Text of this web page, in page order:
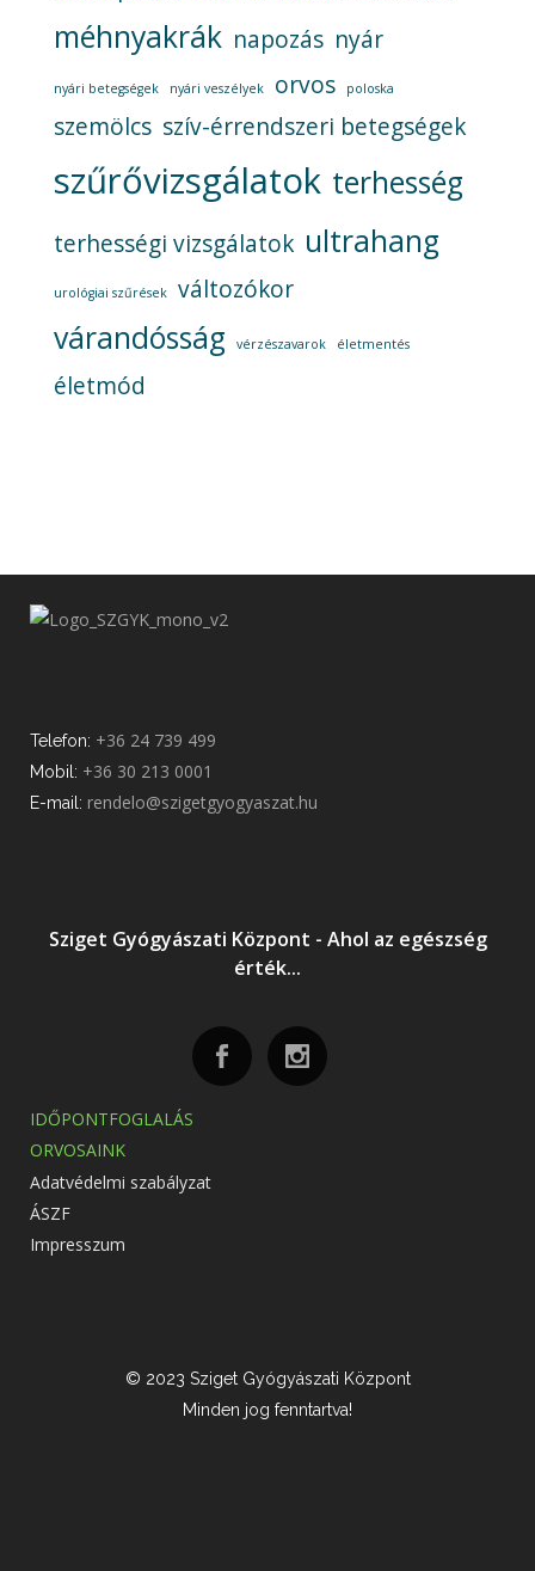
méhnyakrák napozás nyár
nyári betegségek nyári veszélyek orvos poloska
szemölcs szív-érrendszeri betegségek
szűrővizsgálatok terhesség
terhességi vizsgálatok ultrahang
urológiai szűrések változókor
várandósság vérzészavarok életmentés
életmód
Telefon: +36 24 739 499
Mobil: +36 30 213 0001
E-mail: rendelo@szigetgyogyaszat.hu
Sziget Gyógyászati Központ - Ahol az egészség
érték...
IDŐPONTFOGLALÁS
ORVOSAINK
Adatvédelmi szabályzat
ÁSZF
Impresszum
© 2023 Sziget Gyógyászati Központ
Minden jog fenntartva!